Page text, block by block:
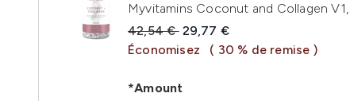
Myvitamins Coconut and Collagen
Prix de vente :
42,54 € Prix ​​actuel :
29,77 €
Économisez
( 30 % de remise )
*Amount